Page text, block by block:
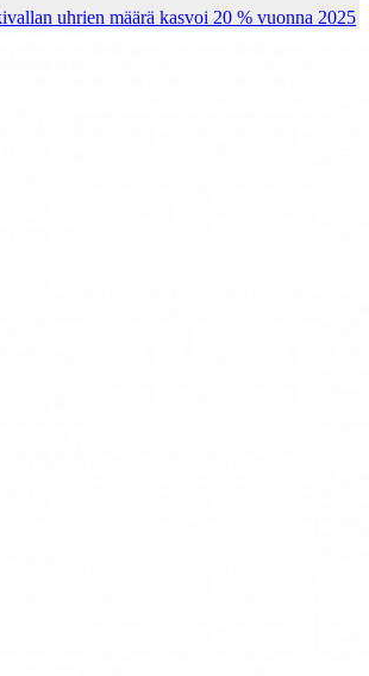
uhrien määrä kasvoi 20 % vuonna 2025